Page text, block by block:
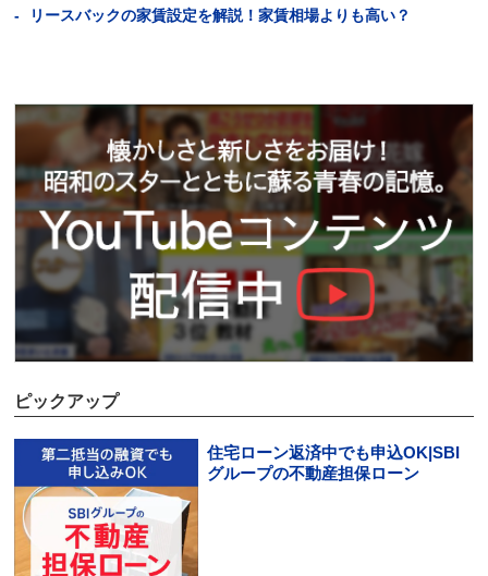
リースバックの家賃設定を解説！家賃相場よりも高い？
ピックアップ
住宅ローン返済中でも申込OK|SBI
グループの不動産担保ローン